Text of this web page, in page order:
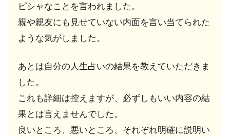
似た
よう
なサ
ービ
らチ
ャッ
ト占
いヴ
ェル
ニが
有
ピシャなことを言われました。
親や親友にも見せていない内面を言い当てられた
ような気がしました。
あとは自分の人生占いの結果を教えていただきま
した。
これも詳細は控えますが、必ずしもいい内容の結
果とは言えませんでした。
良いところ、悪いところ、それぞれ明確に説明い